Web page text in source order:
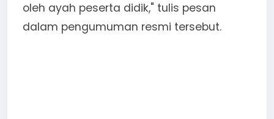
oleh ayah peserta didik," tulis pesan
dalam pengumuman resmi tersebut.